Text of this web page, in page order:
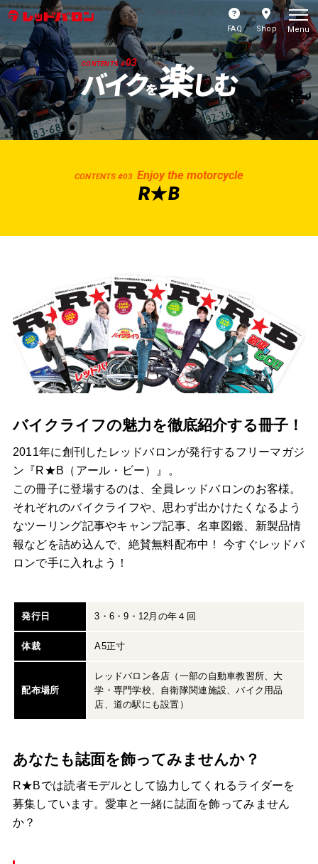
FAQ Shop Menu
CONTENTS #03
バイクを楽しむ
CONTENTS #03 Enjoy the motorcycle
R★B
バイクライフの魅力を徹底紹介する冊子！
2011年に創刊したレッドバロンが発行するフリーマガジ
ン『R★B（アール・ビー）』。
この冊子に登場するのは、全員レッドバロンのお客様。
それぞれのバイクライフや、思わず出かけたくなるよう
なツーリング記事やキャンプ記事、名車図鑑、新製品情
報などを詰め込んで、絶賛無料配布中！ 今すぐレッドバ
ロンで手に入れよう！
発行日 3・6・9・12月の年４回
体裁 A5正寸
配布場所
レッドバロン各店（一部の自動車教習所、大
学・専門学校、自衛隊関連施設、バイク用品
店、道の駅にも設置）
あなたも誌面を飾ってみませんか？
R★Bでは読者モデルとして協力してくれるライダーを
募集しています。愛車と一緒に誌面を飾ってみません
か？